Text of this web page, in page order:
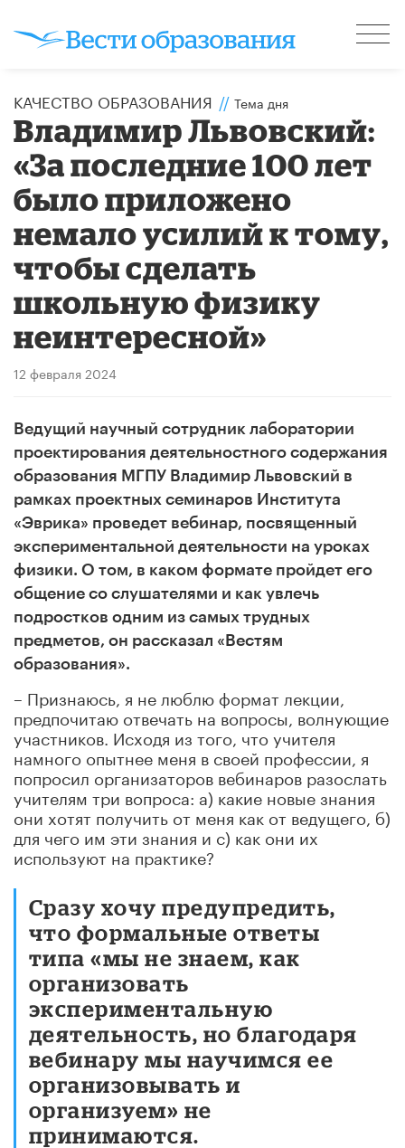
КАЧЕСТВО ОБРАЗОВАНИЯ // Тема дня
Владимир Львовский:
«За последние 100 лет
было приложено
немало усилий к тому,
чтобы сделать
школьную физику
неинтересной»
12 февраля 2024
Ведущий научный сотрудник лаборатории
проектирования деятельностного содержания
образования МГПУ Владимир Львовский в
рамках проектных семинаров Института
«Эврика» проведет вебинар, посвященный
экспериментальной деятельности на уроках
физики. О том, в каком формате пройдет его
общение со слушателями и как увлечь
подростков одним из самых трудных
предметов, он рассказал «Вестям
образования».
– Признаюсь, я не люблю формат лекции,
предпочитаю отвечать на вопросы, волнующие
участников. Исходя из того, что учителя
намного опытнее меня в своей профессии, я
попросил организаторов вебинаров разослать
учителям три вопроса: а) какие новые знания
они хотят получить от меня как от ведущего, б)
для чего им эти знания и с) как они их
используют на практике?
Сразу хочу предупредить,
что формальные ответы
типа «мы не знаем, как
организовать
экспериментальную
деятельность, но благодаря
вебинару мы научимся ее
организовывать и
организуем» не
принимаются.